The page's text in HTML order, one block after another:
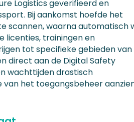
Logistics geverifieerd en
Bij aankomst hoefde het
scannen, waarna automatisch
licenties, trainingen en
tot specifieke gebieden van
direct aan de Digital Safety
wachttijden drastisch
het toegangsbeheer